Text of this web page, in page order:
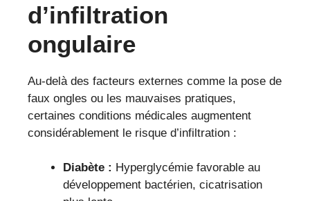
d’infiltration
ongulaire
Au-delà des facteurs externes comme la pose de
faux ongles ou les mauvaises pratiques,
certaines conditions médicales augmentent
considérablement le risque d’infiltration :
Diabète : Hyperglycémie favorable au
développement bactérien, cicatrisation